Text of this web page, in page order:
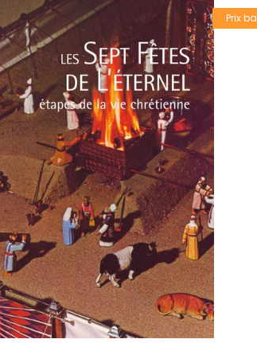
Pour
Langues
Affiches
Pour la jeunesse
Pour l'Afrique
Langues étrangères
Pour la
Audio
Collection
Collection Par
Prix